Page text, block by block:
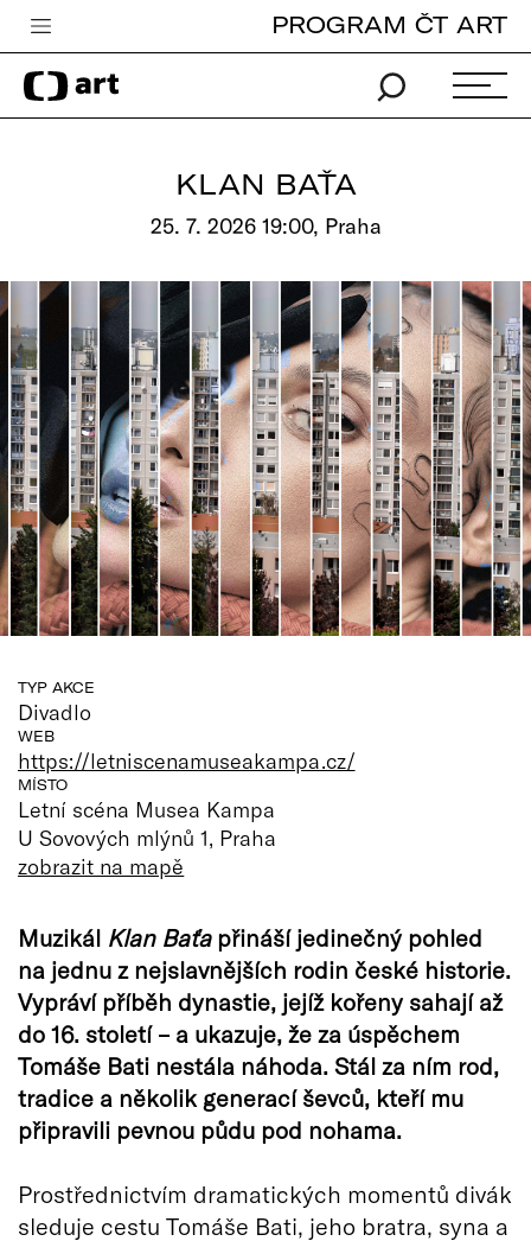
Česká televize
Zpravodajství
Pro děti
edu
Vše o ČT
PROGRAM ČT ART
KLAN BAŤA
25. 7. 2026 19:00, Praha
TYP AKCE
Divadlo
WEB
https://letniscenamuseakampa.cz/
MÍSTO
Letní scéna Musea Kampa
U Sovových mlýnů 1, Praha
zobrazit na mapě
Muzikál Klan Baťapřináší jedinečný pohled
na jednu z nejslavnějších rodin české historie.
Vypráví příběh dynastie, jejíž kořeny sahají až
do 16. století – a ukazuje, že za úspěchem
Tomáše Bati nestála náhoda. Stál za ním rod,
tradice a několik generací ševců, kteří mu
připravili pevnou půdu pod nohama.
Prostřednictvím dramatických momentů divák
sleduje cestu Tomáše Bati, jeho bratra, syna a